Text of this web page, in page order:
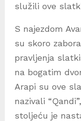
služili ove
S najezdom
su skoro
pravljenja
na bogatim
Arapi su ove
nazivali
stoljeću je